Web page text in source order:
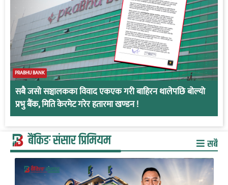
PRABHU BANK
सबै जसो सञ्चालकका विवाद एकएक गरी बाहिरन थालेपछि बोल्यो
प्रभु बैंक, मिति केरमेट गरेर हतारमा खण्डन !
बैंकिङ संसार प्रिमियम सबै